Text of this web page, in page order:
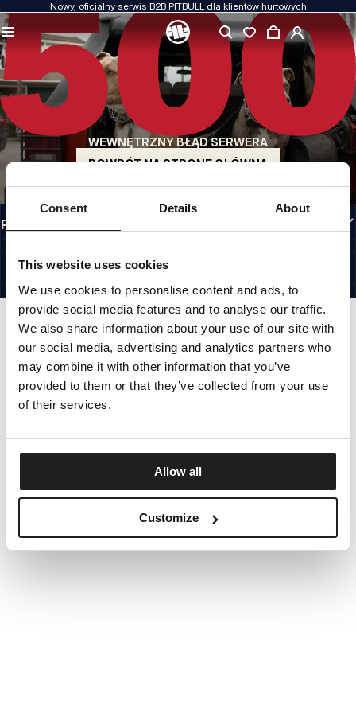
Consent Details About
This website uses cookies
We use cookies to personalise content and ads, to
provide social media features and to analyse our traffic.
We also share information about your use of our site with
our social media, advertising and analytics partners who
may combine it with other information that you’ve
provided to them or that they’ve collected from your use
of their services.
Allow all
Customize
Nowy, oficjalny serwis B2B PITBULL dla klientów hurtowych
WEWNĘTRZNY BŁĄD SERWERA
POWRÓT NA STRONĘ GŁÓWNĄ
JAKOŚĆ TO DLA NAS PRIORYTET
Naszą odzież produkujemy z pasją. Nie idziemy na kompromis w kwestiach
wytrzymałości, długowieczności materiałów i dbałości o detal.
US ORIGIN
Nasze korzenie sięgają San Diego z początku lat 90-tych XX wieku. Nasz styl jest
surowy, autentyczny i bezkompromisowy.
MARKA Z CHARAKTEREM
Nasze kolekcje wybierają sportowcy, fighterzy i uparci indywidualiści.
INFORMACJE
PRZYDATNE LINKI
©1997 - 2026 PITBULL SP. Z O.O. ALL RIGHTS RESERVED.
SITE CREDITS
IDŹ DO GÓRY